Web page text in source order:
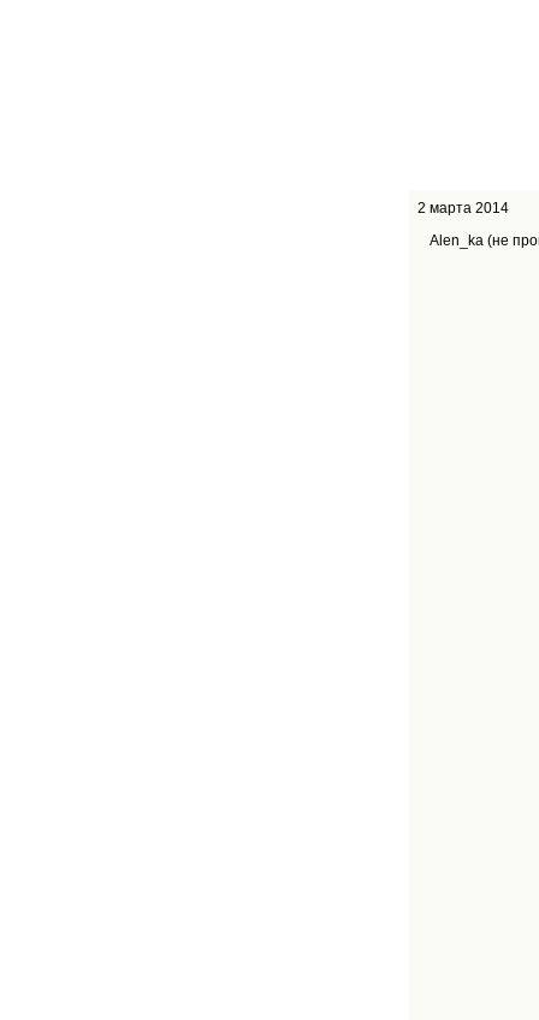
2 марта 2014
Alen_ka (не